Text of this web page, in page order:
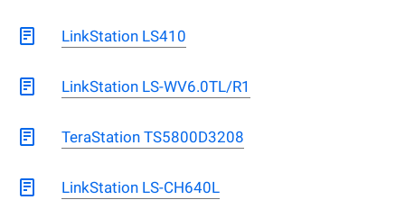
LinkStation LS410
LinkStation LS-WV6.0TL/R1
TeraStation TS5800D3208
LinkStation LS-CH640L